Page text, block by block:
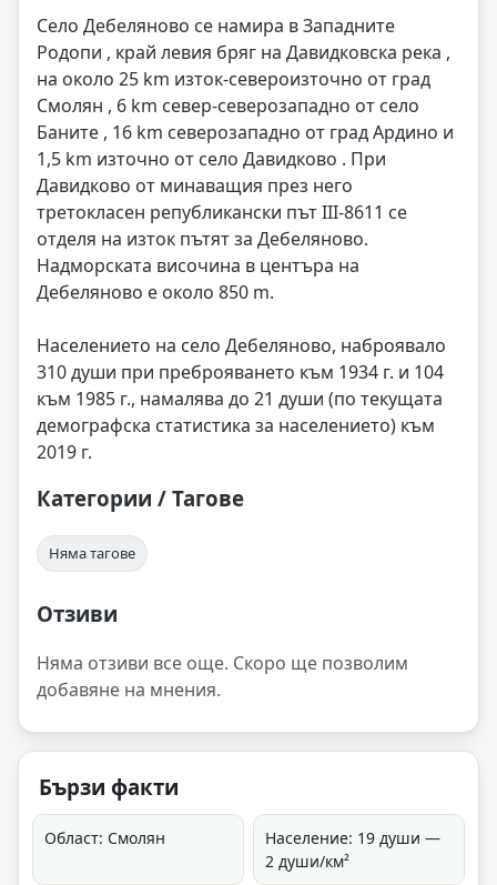
Село Дебеляново се намира в Западните
Родопи , край левия бряг на Давидковска река ,
на около 25 km изток-североизточно от град
Смолян , 6 km север-северозападно от село
Баните , 16 km северозападно от град Ардино и
1,5 km източно от село Давидково . При
Давидково от минаващия през него
третокласен републикански път III-8611 се
отделя на изток пътят за Дебеляново.
Надморската височина в центъра на
Дебеляново е около 850 m.
Населението на село Дебеляново, наброявало
310 души при преброяването към 1934 г. и 104
към 1985 г., намалява до 21 души (по текущата
демографска статистика за населението) към
2019 г.
Категории / Тагове
Няма тагове
Отзиви
Няма отзиви все още. Скоро ще позволим
добавяне на мнения.
Бързи факти
Област: Смолян
Население: 19 души —
2 души/км²